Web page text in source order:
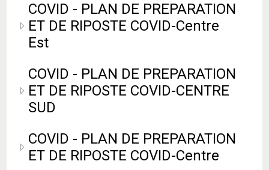
COVID - PLAN DE PREPARATION
ET DE RIPOSTE COVID-Centre
Est
COVID - PLAN DE PREPARATION
ET DE RIPOSTE COVID-CENTRE
SUD
COVID - PLAN DE PREPARATION
ET DE RIPOSTE COVID-Centre